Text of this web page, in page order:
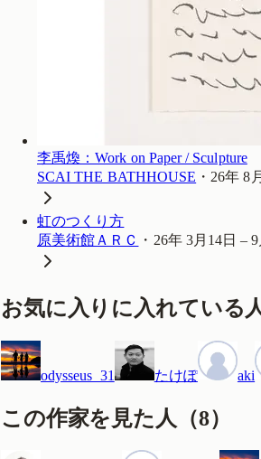
李禹煥：Work on Paper / Sculpture
SCAI THE BATHHOUSE ・ 26年 8
虹のつくり方
原美術館ＡＲＣ
・ 26年 3月14日 – 9
お気に入りに入れている
odysseus_31 たけぽ aki
この作家を見た人 （8）